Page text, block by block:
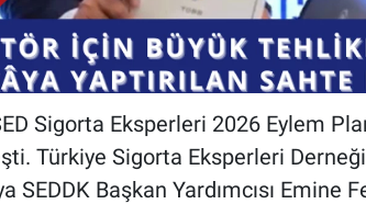
Sigorta Eksperleri 2026 Eylem
Türkiye Sigorta Eksperleri
SEDDK Başkan Yardımcısı Emine